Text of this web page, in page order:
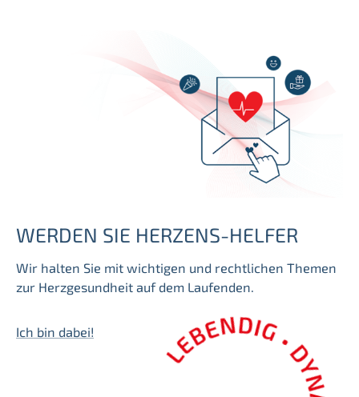
WERDEN SIE HERZENS-HELFER
Wir halten Sie mit wichtigen und rechtlichen Themen
zur Herzgesundheit auf dem Laufenden.
Ich bin dabei!